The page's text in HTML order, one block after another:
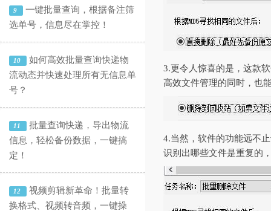
9
一键批量查询，根据备注筛
选单号，信息尽在掌控！
10
如何高效批量查询快递物
流动态并快速处理所有无信息单
号？
11
批量查询快递，导出物流
信息，轻松备份数据，一键搞
定！
12
视频剪辑新革命！批量转
换格式、视频转音频，一键操
3.更令人惊喜的是，这款
高效文件管理的同时，也
4.当然，软件的功能远不
识别出哪些文件是重复的